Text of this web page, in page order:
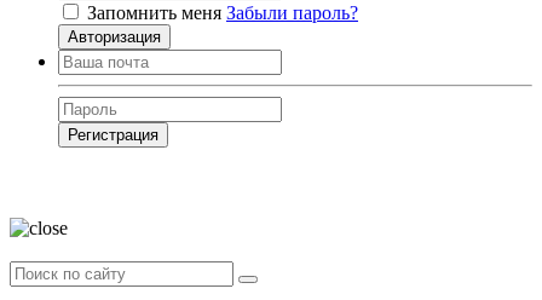
Запомнить меня Забыли пароль?
Авторизация
Регистрация